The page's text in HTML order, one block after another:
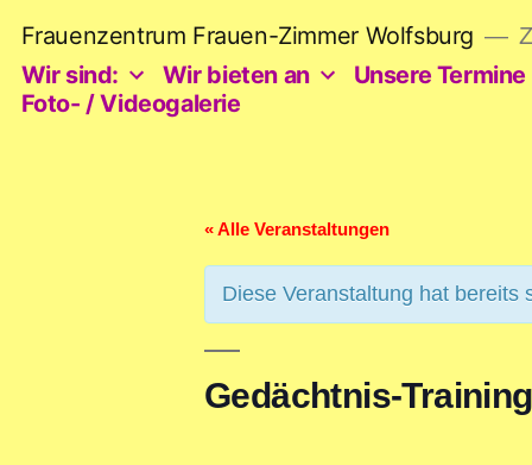
Inhalt
springen
Frauenzentrum Frauen-Zimmer Wolfsburg
Wir sind: Wir bieten an
Unsere
Foto- / Videogalerie
« Alle Veranstaltungen
Diese Veranstaltung hat bereits
Gedächtnis-